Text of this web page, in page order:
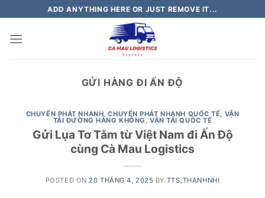
to
content
ADD ANYTHING HERE OR JUST REMOVE IT...
GỬI HÀNG ĐI ẤN ĐỘ
CHUYỂN PHÁT NHANH,CHUYỂN PHÁT NHANH QUỐC TẾ, VẬN
TẢI ĐƯỜNG HÀNG KHÔNG , VẬN TẢI QUỐC TẾ
Gửi Lụa Tơ Tằm từ Việt Nam đi Ấn Độ
cùng Cà Mau Logistics
POSTED ON 20 THÁNG 4, 2025 BY TTS_THANHNHI